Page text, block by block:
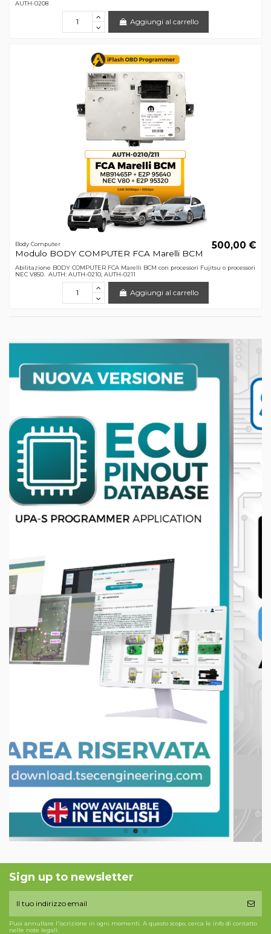
AUTH-0208
Aggiungi al carrello
Body Computer
Modulo BODY COMPUTER FCA Marelli BCM
500,00 €
Abilitazione BODY COMPUTER FCA Marelli BCM con processori Fujitsu o processori
NEC V850. AUTH: AUTH-0210, AUTH-0211
Aggiungi al carrello
Sign up to newsletter
Puoi annullare l'iscrizione in ogni momenti. A questo scopo, cerca le info di contatto
nelle note legali.